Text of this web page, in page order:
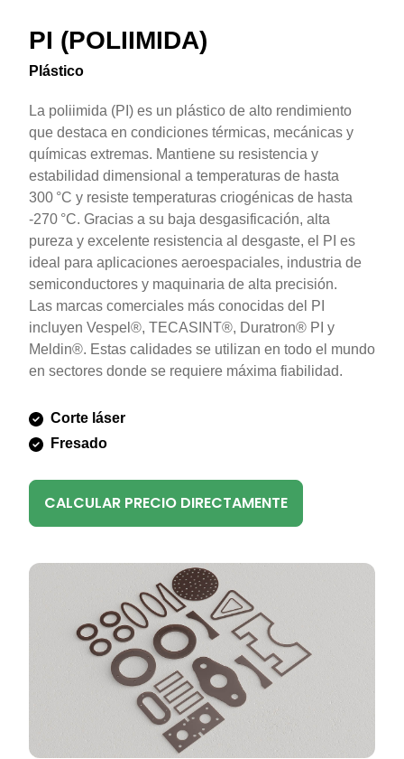
PI (POLIIMIDA)
Plástico
La poliimida (PI) es un plástico de alto rendimiento
que destaca en condiciones térmicas, mecánicas y
químicas extremas. Mantiene su resistencia y
estabilidad dimensional a temperaturas de hasta
300 °C y resiste temperaturas criogénicas de hasta
-270 °C. Gracias a su baja desgasificación, alta
pureza y excelente resistencia al desgaste, el PI es
ideal para aplicaciones aeroespaciales, industria de
semiconductores y maquinaria de alta precisión.
Las marcas comerciales más conocidas del PI
incluyen Vespel®, TECASINT®, Duratron® PI y
Meldin®. Estas calidades se utilizan en todo el mundo
en sectores donde se requiere máxima fiabilidad.
Corte láser
Fresado
CALCULAR PRECIO DIRECTAMENTE